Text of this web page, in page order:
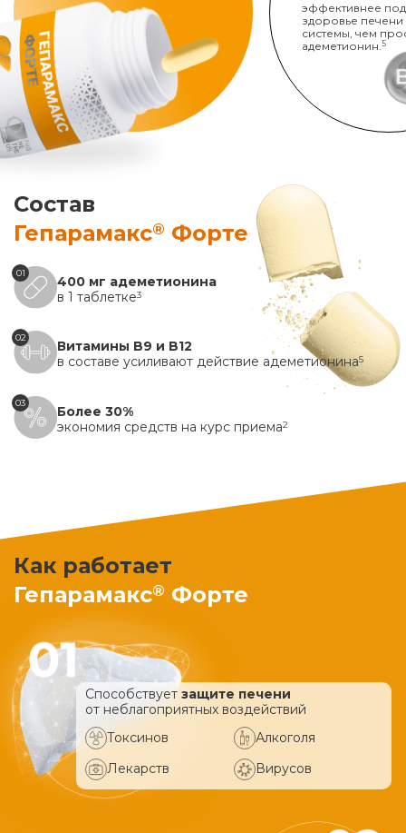
эффективнее
здоровье печени
системы, чем
адеметионин. 5
Состав
Гепарамакс® Форте
01
400 мг адеметионина
в 1 таблетке3
02
Витамины B9 и B12
в составе усиливают действие адеметионина5
03
Более 30%
экономия средств на курс приема2
Как работает
Гепарамакс® Форте
Способствует защите печени
от неблагоприятных воздействий
Токсинов
Алкоголя
Лекарств
Вирусов